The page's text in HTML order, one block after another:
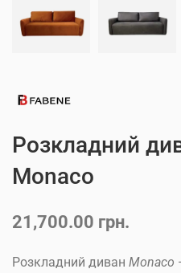
Розкладний
Monaco
21,700.00 грн.
Розкладний диван Monaco